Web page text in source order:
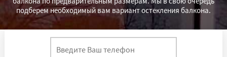
подберем необходимый вам вариант остекления балкона.